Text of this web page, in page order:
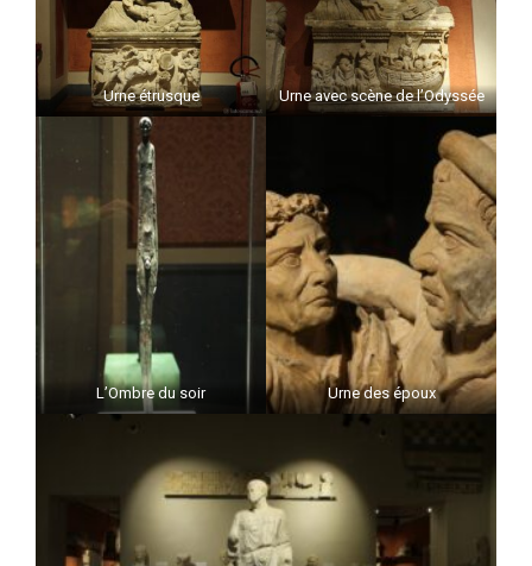
Urne étrusque Urne avec scène de l’Odyssée
L’Ombre du soir Urne des époux